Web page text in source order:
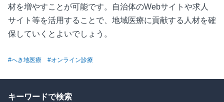
材を増やすことが可能です。自治体のWebサイトや求人
サイト等を活用することで、地域医療に貢献する人材を確
保していくとよいでしょう。
#へき地医療 #オンライン診療
キーワードで検索